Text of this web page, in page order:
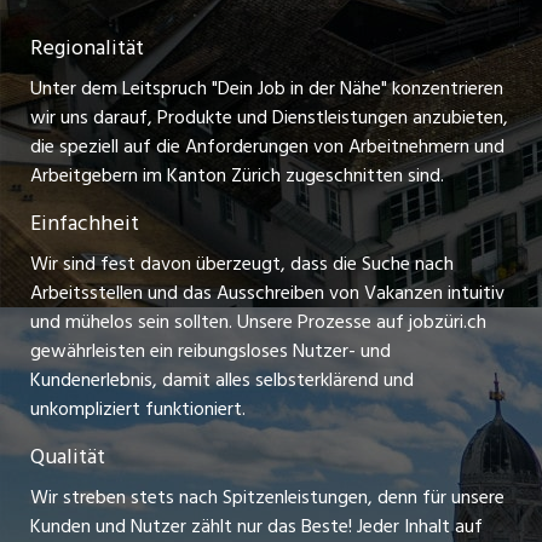
Temporäre Jobs
Freelance Jobs
Praktikum-Jobs
Lehrstellen
Ferienjobs
Führungspositionen
Arbeitgeber
Jobline
Impressum
Stellenmeldepflicht
zentraljob.ch
myjob.ch
schaffu.ch (VS)
ajourjob.ch
limmattalerzeitung.ch
radio24.ch
toxic.fm
telezüri.ch
chmedia.ch
Regionalität
Unter dem Leitspruch "Dein Job in der Nähe" konzentrieren
wir uns darauf, Produkte und Dienstleistungen anzubieten,
die speziell auf die Anforderungen von Arbeitnehmern und
Arbeitgebern im Kanton Zürich zugeschnitten sind.
Einfachheit
Wir sind fest davon überzeugt, dass die Suche nach
Arbeitsstellen und das Ausschreiben von Vakanzen intuitiv
und mühelos sein sollten. Unsere Prozesse auf jobzüri.ch
gewährleisten ein reibungsloses Nutzer- und
Kundenerlebnis, damit alles selbsterklärend und
unkompliziert funktioniert.
Qualität
Wir streben stets nach Spitzenleistungen, denn für unsere
Kunden und Nutzer zählt nur das Beste! Jeder Inhalt auf